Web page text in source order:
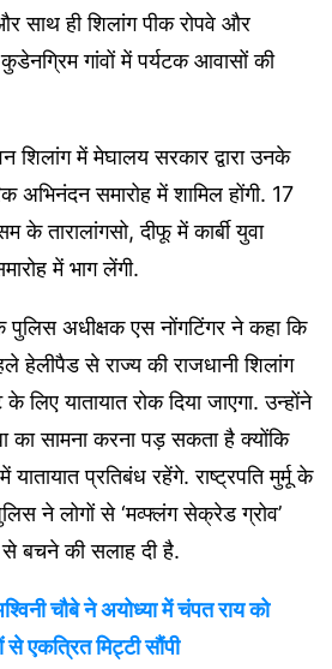
साथ ही शिलांग पीक रोपवे और
गांवों में पर्यटक आवासों की
शिलांग में मेघालय सरकार द्वारा उनके
अभिनंदन समारोह में शामिल होंगी. 17
के तारालांगसो, दीफू में कार्बी युवा
में भाग लेंगी.
पुलिस अधीक्षक एस नोंगटिंगर ने कहा कि
हेलीपैड से राज्य की राजधानी शिलांग
यातायात रोक दिया जाएगा. उन्होंने
का सामना करना पड़ सकता है क्योंकि
यातायात प्रतिबंध रहेंगे. राष्ट्रपति मुर्मू के
ने लोगों से ‘मव्फ्लंग सेक्रेड ग्रोव’
से बचने की सलाह दी है.
चौबे ने अयोध्या में चंपत राय को
से एकत्रित मिट्टी सौंपी